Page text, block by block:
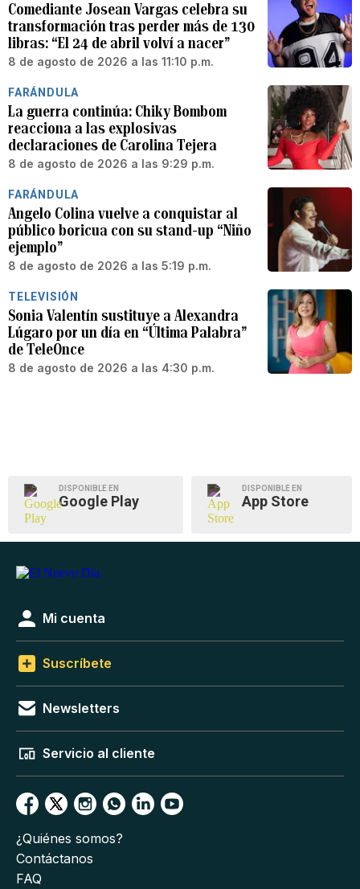
Comediante Josean Vargas celebra su
transformación tras perder más de 130
libras: “El 24 de abril volví a nacer”
8 de agosto de 2026 a las 11:10 p.m.
FARÁNDULA
La guerra continúa: Chiky Bombom
reacciona a las explosivas
declaraciones de Carolina Tejera
8 de agosto de 2026 a las 9:29 p.m.
FARÁNDULA
Angelo Colina vuelve a conquistar al
público boricua con su stand-up “Niño
ejemplo”
8 de agosto de 2026 a las 5:19 p.m.
TELEVISIÓN
Sonia Valentín sustituye a Alexandra
Lúgaro por un día en “Última Palabra”
de TeleOnce
8 de agosto de 2026 a las 4:30 p.m.
DISPONIBLE EN
Google Play
DISPONIBLE EN
App Store
Mi cuenta
Suscríbete
Newsletters
Servicio al cliente
¿Quiénes somos?
Contáctanos
FAQ